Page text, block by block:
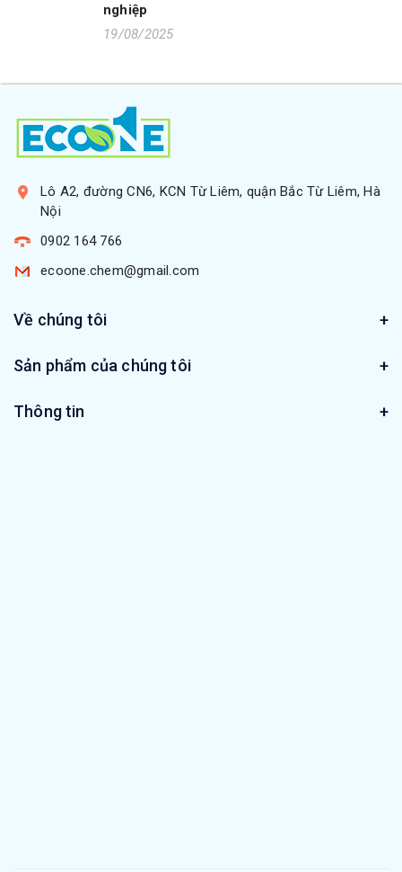
nghiệp
19/08/2025
Lô A2, đường CN6, KCN Từ Liêm, quận Bắc Từ Liêm, Hà
Nội
0902 164 766
ecoone.chem@gmail.com
Về chúng tôi
Sản phẩm của chúng tôi
Thông tin